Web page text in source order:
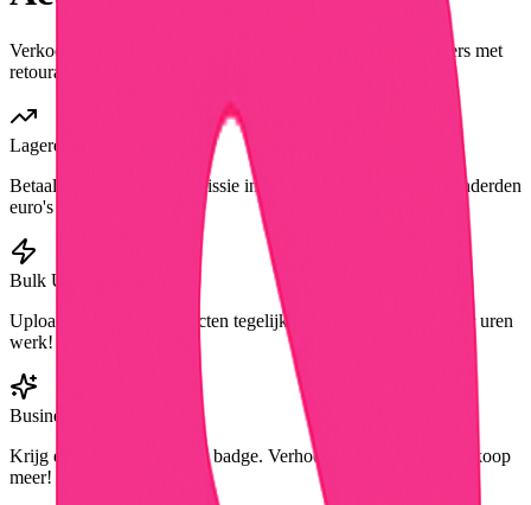
Verkoop meer, betaal minder commissie. Perfect voor retailers met
retourartikelen en overstock.
Lagere Commissie
Betaal slechts 1-3% commissie in plaats van 5%. Bespaar honderden
euro's per maand!
Bulk Upload
Upload honderden producten tegelijk via CSV/Excel. Bespaar uren
werk!
Business Badge
Krijg een verified business badge. Verhoog vertrouwen en verkoop
meer!